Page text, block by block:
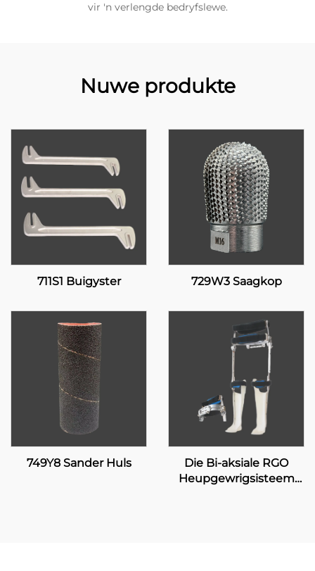
vir 'n verlengde bedryfslewe.
Nuwe produkte
711S1 Buigyster 729W3 Saagkop
749Y8 Sander Huls
Die Bi-aksiale RGO
Heupgewrigsisteem